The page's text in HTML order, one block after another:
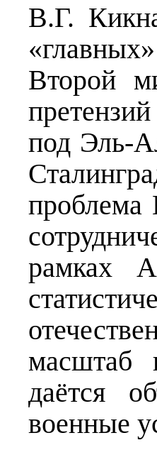
В.Г.
Второй
под Эль-
проблема
рамках
масштаб
даётся
военные